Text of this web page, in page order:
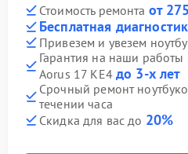
Стоимость ремонта от
Бесплатная
Привезем и увезем
Гарантия на наши работы
Aorus 17 KE4 до 3-х лет
Срочный ремонт
течении часа
Скидка для вас до 20%